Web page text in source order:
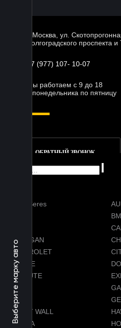
Выберите марку авто
г. Москва, ул.
Волгоградского проспекта
+7 (977) 107- 10-07
Мы работаем с 9 до 18
с понедельника по пятницу
ОБРАТНЫЙ ЗВОНОК
AITO Seres
CHANGAN
CHEVROLET
DODGE
EVOLUTE
FORD
GEELY
GREAT WALL
HONDA